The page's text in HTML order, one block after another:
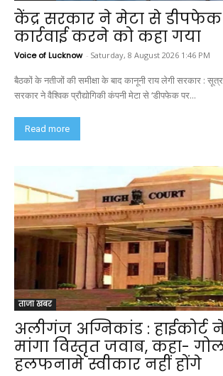
केंद्र सरकार ने मेटा से
कार्रवाई करने को कहा गया
Voice of Lucknow - Saturday, 8 August 2026 1:46 PM
बैठकों के नतीजों की समीक्षा के बाद कानूनी राय लेगी सरकार :
सरकार ने वैश्विक प्रौद्योगिकी कंपनी मेटा से ‘डीपफेक पर...
Read more
ताजा खबर
अलीगंज अग्निकांड : हाईकोर्ट
मांगा विस्तृत जवाब, कहा-
हलफनामे स्वीकार नहीं होंगे